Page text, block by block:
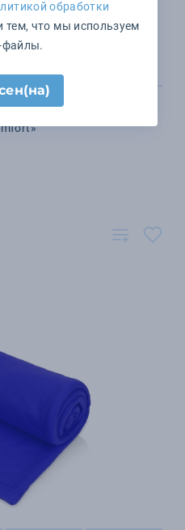
обработки
тем, что мы используем
файлы.